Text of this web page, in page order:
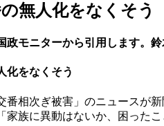
無人化をなくそう
政モニターから引用します。鈴
化をなくそう
番相次ぎ被害」のニュースが
家族に異動はないか、困った